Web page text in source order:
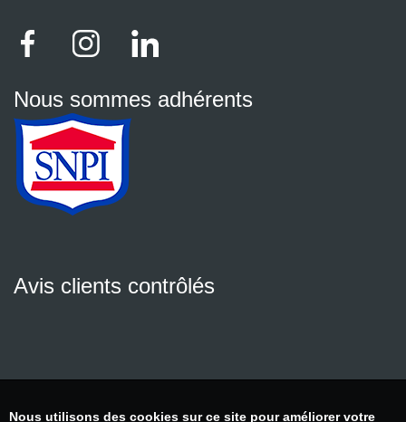
Nous sommes adhérents
Avis clients contrôlés
Nous utilisons des cookies sur ce site pour améliorer votre